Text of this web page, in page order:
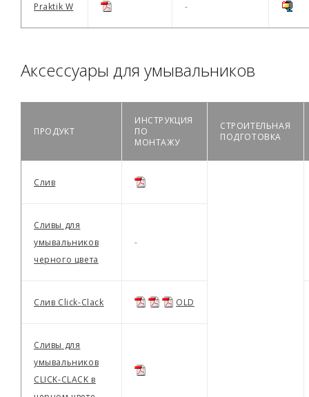
Praktik W -
Аксессуары для умывальников
ПРОДУКТ
ИНСТРУКЦИЯ
ПО
МОНТАЖУ
СТРОИТЕЛЬНАЯ
ПОДГОТОВКА
Слив
Сливы для
умывальников
черного цвета
-
Слив Click-Clack OLD
Сливы для
умывальников
CLICK-CLACK в